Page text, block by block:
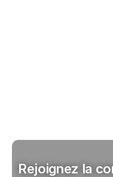
Rejoignez la